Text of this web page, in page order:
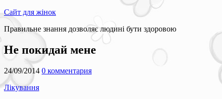
Сайт для жінок
Правильне знання дозволяє людині бути здоровою
Не покидай мене
24/09/2014 0 комментария
Лікування